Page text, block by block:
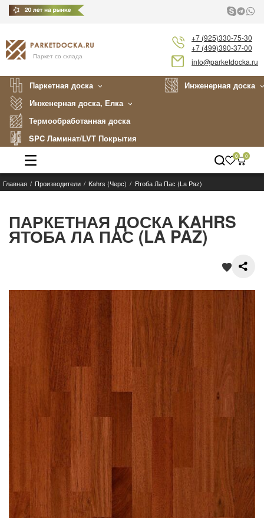
Паркет со склада
+7 (925)330-75-30
+7 (499)390-37-00
info@parketdocka.ru
Паркетная доска
Инженерная доска
Инженерная доска, Елка
Термообработанная доска
SPC Ламинат/LVT Покрытия
Каталог
Укладка
0 0
Главная Производители Kahrs (Черс) Ятоба Ла Пас (La Paz)
ПАРКЕТНАЯ ДОСКА KAHRS
ЯТОБА ЛА ПАС (LA PAZ)